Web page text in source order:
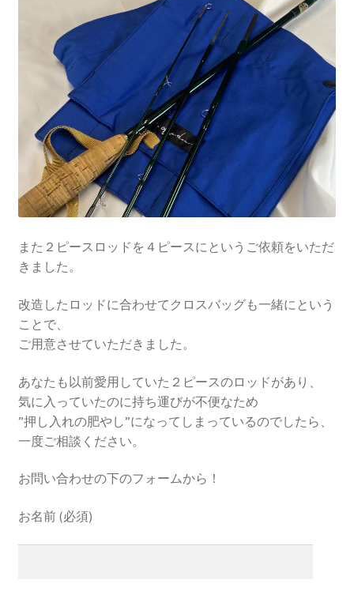
また２ピースロッドを４ピースにというご依頼をいただ
きました。
改造したロッドに合わせてクロスバッグも一緒にという
ことで、
ご用意させていただきました。
あなたも以前愛用していた２ピースのロッドがあり、
気に入っていたのに持ち運びが不便なため
”押し入れの肥やし”になってしまっているのでしたら、
一度ご相談ください。
お問い合わせの下のフォームから！
お名前 (必須)